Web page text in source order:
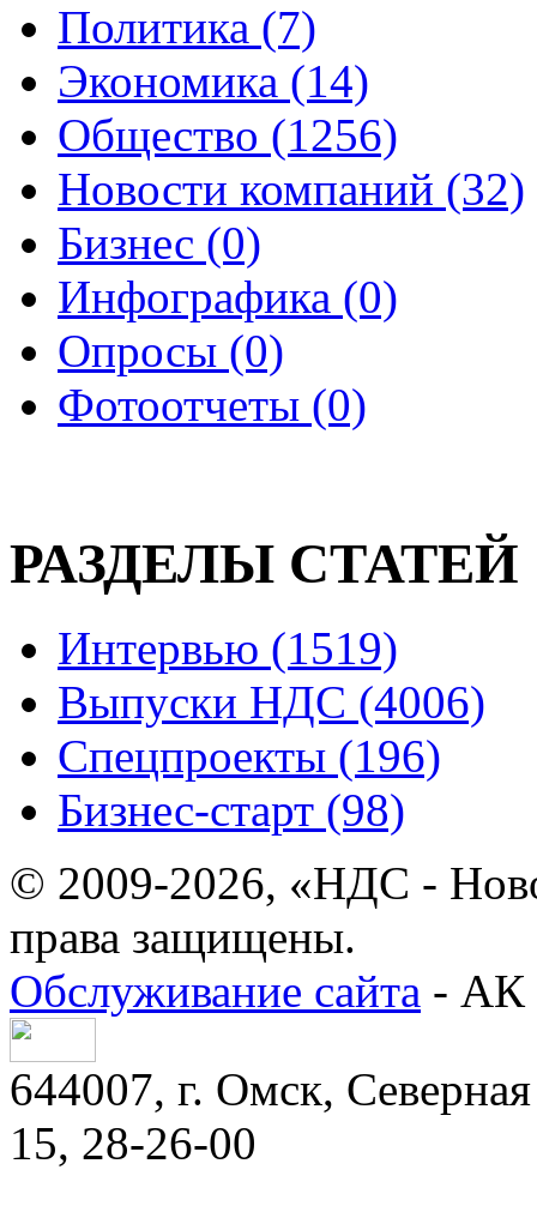
Политика (7)
Экономика (14)
Общество (1256)
Новости компаний (32)
Бизнес (0)
Инфографика (0)
Опросы (0)
Фотоотчеты (0)
РАЗДЕЛЫ СТАТЕЙ
Интервью (1519)
Выпуски НДС (4006)
Спецпроекты (196)
Бизнес-старт (98)
© 2009-2026, «НДС -
права защищены.
Обслуживание сайта - АК
644007, г. Омск,
15, 28-26-00